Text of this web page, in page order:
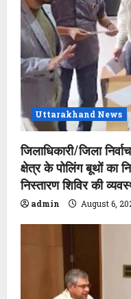
Uttarakhand News
जिलाधिकारी/जिला
क्षेत्र के पोलिंग बूथों का
निस्तारण शिविर की
admin August 6,